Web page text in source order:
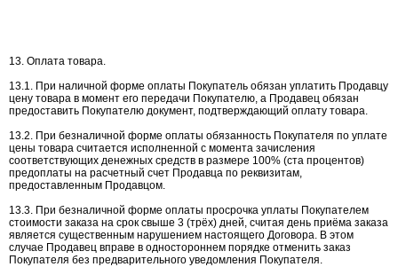
13. Оплата товара.
13.1. При наличной форме оплаты Покупатель обязан уплатить Продавцу
цену товара в момент его передачи Покупателю, а Продавец обязан
предоставить Покупателю документ, подтверждающий оплату товара.
13.2. При безналичной форме оплаты обязанность Покупателя по уплате
цены товара считается исполненной с момента зачисления
соответствующих денежных средств в размере 100% (ста процентов)
предоплаты на расчетный счет Продавца по реквизитам,
предоставленным Продавцом.
13.3. При безналичной форме оплаты просрочка уплаты Покупателем
стоимости заказа на срок свыше 3 (трёх) дней, считая день приёма заказа
является существенным нарушением настоящего Договора. В этом
случае Продавец вправе в одностороннем порядке отменить заказ
Покупателя без предварительного уведомления Покупателя.